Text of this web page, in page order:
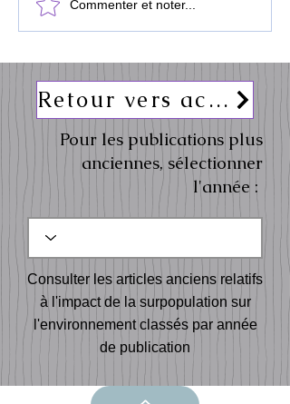
Commenter et noter...
Retour vers actualités
Pour les publications plus
anciennes, sélectionner
l'année :
Consulter les articles anciens relatifs
à l'impact de la surpopulation sur
l'environnement classés par année
de publication